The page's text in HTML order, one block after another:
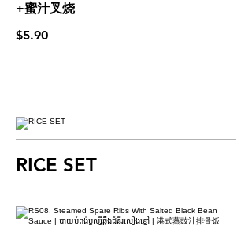
+蜜汁叉烧
$5.90
RICE SET